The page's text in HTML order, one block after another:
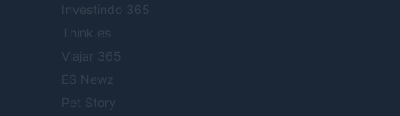
Investindo 365
Think.es
Viajar 365
ES Newz
Pet Story